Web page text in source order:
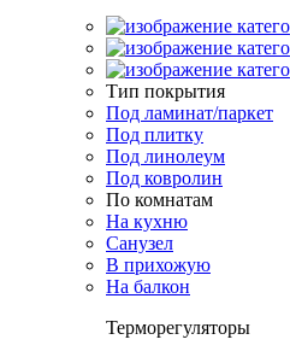
Тип покрытия
Под ламинат/паркет
Под плитку
Под линолеум
Под ковролин
По комнатам
На кухню
Санузел
В прихожую
На балкон
Терморегуляторы